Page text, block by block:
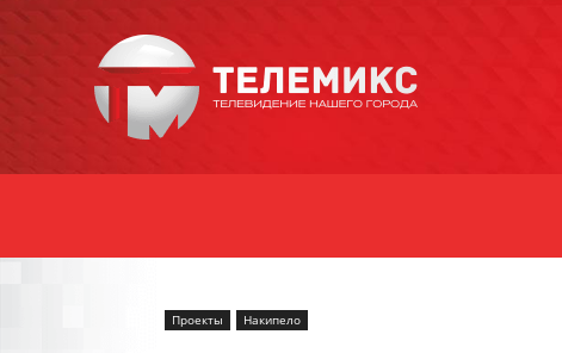
Уссурийска
Проекты Накипело